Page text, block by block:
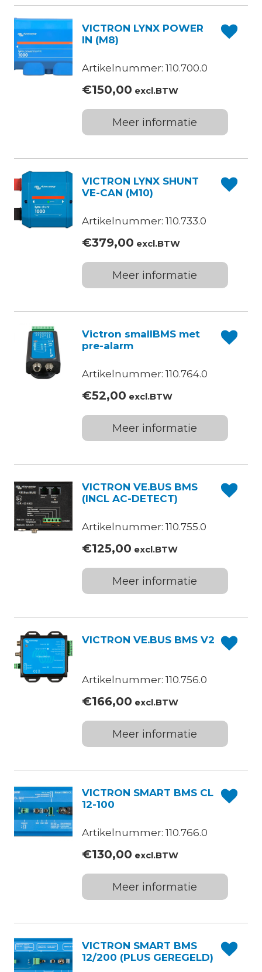
VICTRON LYNX POWER
IN (M8)
Artikelnummer: 110.700.0
€150,00 excl.BTW
Meer informatie
VICTRON LYNX SHUNT
VE-CAN (M10)
Artikelnummer: 110.733.0
€379,00 excl.BTW
Meer informatie
Victron smallBMS met
pre-alarm
Artikelnummer: 110.764.0
€52,00 excl.BTW
Meer informatie
VICTRON VE.BUS BMS
(INCL AC-DETECT)
Artikelnummer: 110.755.0
€125,00 excl.BTW
Meer informatie
VICTRON VE.BUS BMS V2
Artikelnummer: 110.756.0
€166,00 excl.BTW
Meer informatie
VICTRON SMART BMS CL
12-100
Artikelnummer: 110.766.0
€130,00 excl.BTW
Meer informatie
VICTRON SMART BMS
12/200 (PLUS GEREGELD)